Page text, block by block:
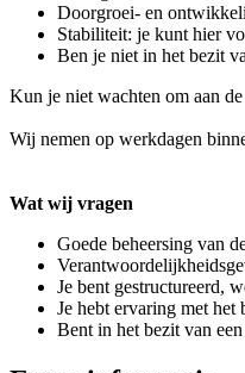
Doorgroei- en
Stabiliteit: je kunt hier
Ben je niet in het bezit
Kun je niet wachten om aan
Wij nemen op werkdagen
Wat wij vragen
Goede beheersing van
Je bent gestructureerd,
Je hebt ervaring met het
Bent in het bezit van